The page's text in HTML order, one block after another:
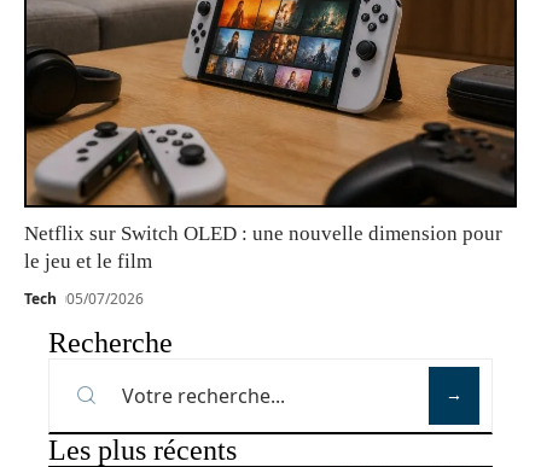
Netflix sur Switch OLED : une nouvelle dimension pour
le jeu et le film
Tech 05/07/2026
Recherche
Les plus récents